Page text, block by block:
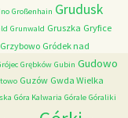
Großenhain Grudusk
Grunwald Gruszka Gryfice
Grzybowo Gródek nad
Grębków Gubin Gudowo
Guzów Gwda Wielka
Góra Kalwaria Górale Góraliki